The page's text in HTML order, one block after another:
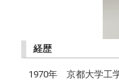
経歴
1970年 京都大学工